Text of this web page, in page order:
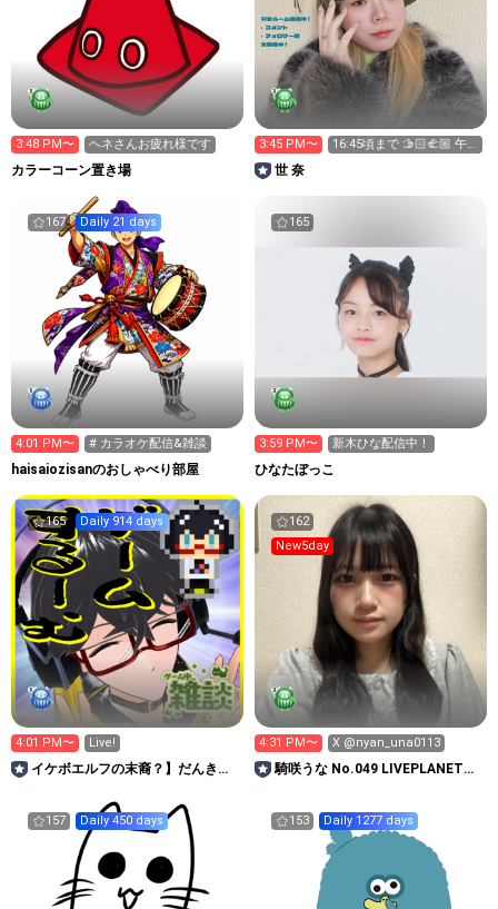
3:48 PM〜 ヘネさんお疲れ様です
カラーコーン置き場
3:45 PM〜
16:45頃まで 🫱🏻‍🫲🏼 午
世 奈
167 Daily 21 days
4:01 PM〜 # カラオケ配信&雑談
haisaiozisanのおしゃべり部屋
165
3:59 PM〜 新木ひな配信中！
ひなたぼっこ
165 Daily 914 days
4:01 PM〜 Live!
イケボエルフの末裔？】だんきゅ
162
New5day
4:31 PM〜 X @nyan_una0113
騎咲うな No.049 LIVEPLANET新
157 Daily 450 days 153 Daily 1277 days